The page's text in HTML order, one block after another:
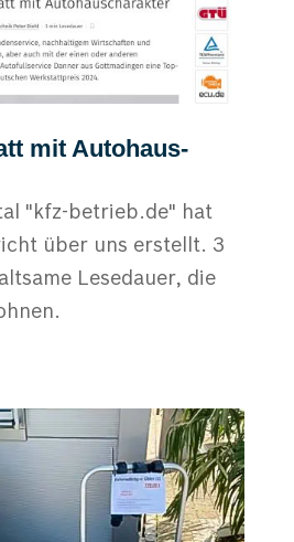
mit Autohaus-
"kfz-betrieb.de" hat
über uns erstellt. 3
Lesedauer, die